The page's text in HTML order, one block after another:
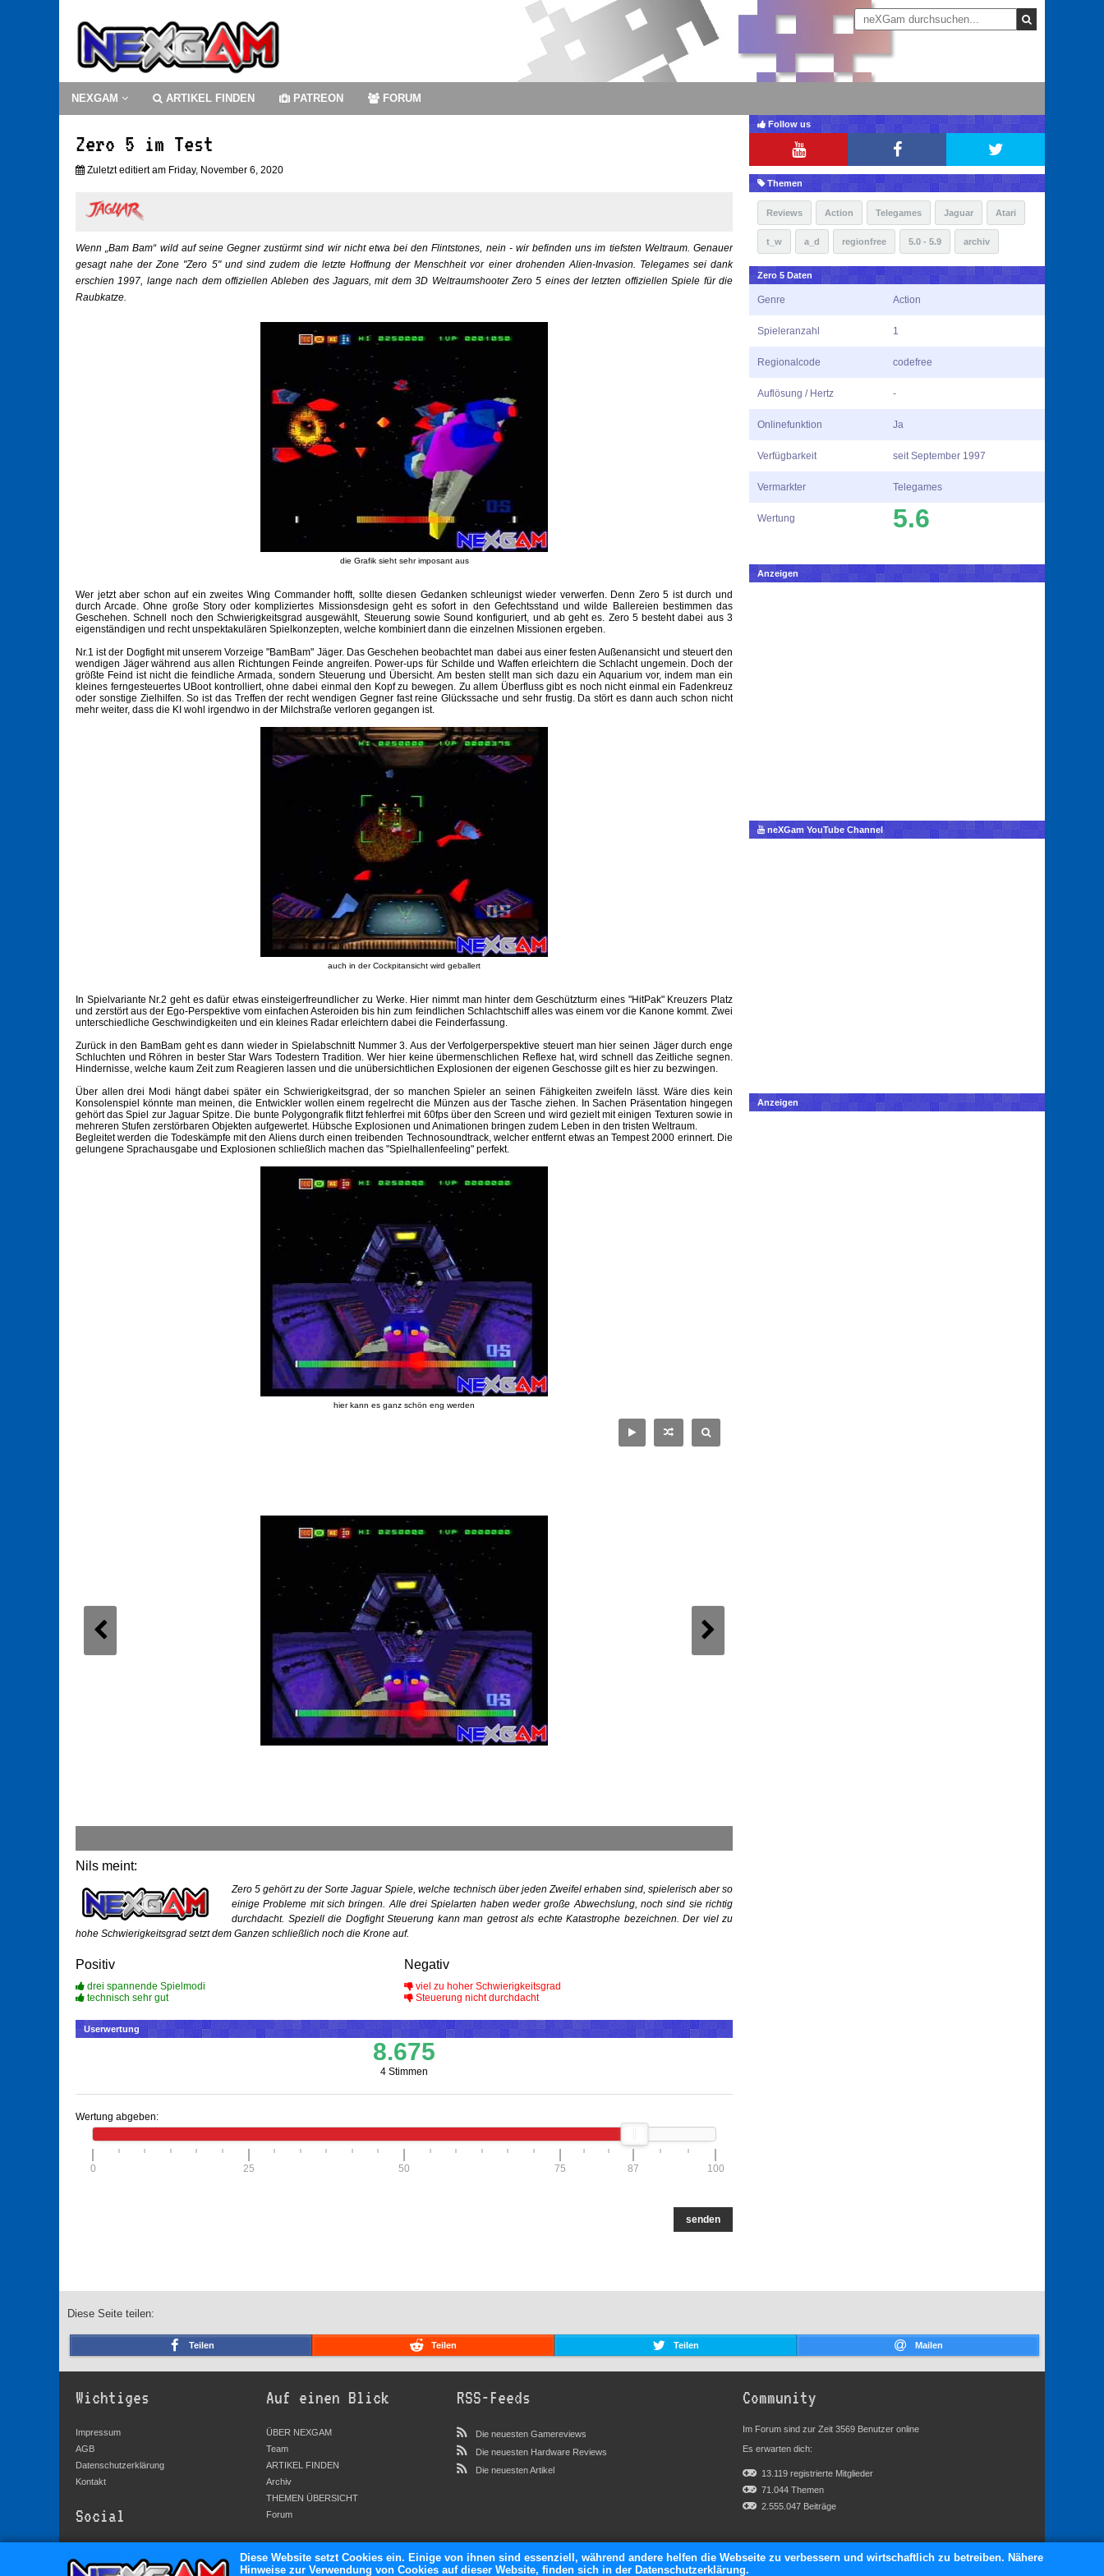
NEXGAM ARTIKEL FINDEN PATREON FORUM
Zero 5 im Test
Zuletzt editiert am Friday, November 6, 2020
Wenn „Bam Bam“ wild auf seine Gegner zustürmt sind wir nicht etwa bei den Flintstones, nein - wir befinden uns im tiefsten Weltraum. Genauer
gesagt nahe der Zone "Zero 5" und sind zudem die letzte Hoffnung der Menschheit vor einer drohenden Alien-Invasion. Telegames sei dank
erschien 1997, lange nach dem offiziellen Ableben des Jaguars, mit dem 3D Weltraumshooter Zero 5 eines der letzten offiziellen Spiele für die
Raubkatze.
die Grafik sieht sehr imposant aus
Wer jetzt aber schon auf ein zweites Wing Commander hofft, sollte diesen Gedanken schleunigst wieder verwerfen. Denn Zero 5 ist durch und
durch Arcade. Ohne große Story oder kompliziertes Missionsdesign geht es sofort in den Gefechtsstand und wilde Ballereien bestimmen das
Geschehen. Schnell noch den Schwierigkeitsgrad ausgewählt, Steuerung sowie Sound konfiguriert, und ab geht es. Zero 5 besteht dabei aus 3
eigenständigen und recht unspektakulären Spielkonzepten, welche kombiniert dann die einzelnen Missionen ergeben.
Nr.1 ist der Dogfight mit unserem Vorzeige "BamBam" Jäger. Das Geschehen beobachtet man dabei aus einer festen Außenansicht und steuert den
wendigen Jäger während aus allen Richtungen Feinde angreifen. Power-ups für Schilde und Waffen erleichtern die Schlacht ungemein. Doch der
größte Feind ist nicht die feindliche Armada, sondern Steuerung und Übersicht. Am besten stellt man sich dazu ein Aquarium vor, indem man ein
kleines ferngesteuertes UBoot kontrolliert, ohne dabei einmal den Kopf zu bewegen. Zu allem Überfluss gibt es noch nicht einmal ein Fadenkreuz
oder sonstige Zielhilfen. So ist das Treffen der recht wendigen Gegner fast reine Glückssache und sehr frustig. Da stört es dann auch schon nicht
mehr weiter, dass die KI wohl irgendwo in der Milchstraße verloren gegangen ist.
auch in der Cockpitansicht wird geballert
In Spielvariante Nr.2 geht es dafür etwas einsteigerfreundlicher zu Werke. Hier nimmt man hinter dem Geschützturm eines "HitPak" Kreuzers Platz
und zerstört aus der Ego-Perspektive vom einfachen Asteroiden bis hin zum feindlichen Schlachtschiff alles was einem vor die Kanone kommt. Zwei
unterschiedliche Geschwindigkeiten und ein kleines Radar erleichtern dabei die Feinderfassung.
Zurück in den BamBam geht es dann wieder in Spielabschnitt Nummer 3. Aus der Verfolgerperspektive steuert man hier seinen Jäger durch enge
Schluchten und Röhren in bester Star Wars Todestern Tradition. Wer hier keine übermenschlichen Reflexe hat, wird schnell das Zeitliche segnen.
Hindernisse, welche kaum Zeit zum Reagieren lassen und die unübersichtlichen Explosionen der eigenen Geschosse gilt es hier zu bezwingen.
Über allen drei Modi hängt dabei später ein Schwierigkeitsgrad, der so manchen Spieler an seinen Fähigkeiten zweifeln lässt. Wäre dies kein
Konsolenspiel könnte man meinen, die Entwickler wollen einem regelrecht die Münzen aus der Tasche ziehen. In Sachen Präsentation hingegen
gehört das Spiel zur Jaguar Spitze. Die bunte Polygongrafik flitzt fehlerfrei mit 60fps über den Screen und wird gezielt mit einigen Texturen sowie in
mehreren Stufen zerstörbaren Objekten aufgewertet. Hübsche Explosionen und Animationen bringen zudem Leben in den tristen Weltraum.
Begleitet werden die Todeskämpfe mit den Aliens durch einen treibenden Technosoundtrack, welcher entfernt etwas an Tempest 2000 erinnert. Die
gelungene Sprachausgabe und Explosionen schließlich machen das "Spielhallenfeeling" perfekt.
hier kann es ganz schön eng werden
Nils meint:
Zero 5 gehört zu der Sorte Jaguar Spiele, welche technisch über jeden Zweifel erhaben sind, spielerisch aber so
einige Probleme mit sich bringen. Alle drei Spielarten haben weder große Abwechslung, noch sind sie richtig
durchdacht. Speziell die Dogfight Steuerung kann man getrost als echte Katastrophe bezeichnen. Der viel zu
hohe Schwierigkeitsgrad setzt dem Ganzen schließlich noch die Krone auf.
Positiv
drei spannende Spielmodi
technisch sehr gut
Negativ
viel zu hoher Schwierigkeitsgrad
Steuerung nicht durchdacht
Userwertung
8.675
4 Stimmen
Wertung abgeben:
0 25 50 75 87 100
senden
Follow us
Themen
Reviews Action Telegames Jaguar Atari
t_w a_d regionfree 5.0 - 5.9 archiv
Zero 5 Daten
Genre Action
Spieleranzahl 1
Regionalcode codefree
Auflösung / Hertz -
Onlinefunktion Ja
Verfügbarkeit seit September 1997
Vermarkter Telegames
Wertung 5.6
Anzeigen
neXGam YouTube Channel
Anzeigen
Diese Seite teilen:
Teilen Teilen Teilen Mailen
Wichtiges
Impressum
AGB
Datenschutzerklärung
Kontakt
Social
Facebook
Auf einen Blick
ÜBER NEXGAM
Team
ARTIKEL FINDEN
Archiv
THEMEN ÜBERSICHT
Forum
RSS-Feeds
Die neuesten Gamereviews
Die neuesten Hardware Reviews
Die neuesten Artikel
Community
Im Forum sind zur Zeit 3569 Benutzer online
Es erwarten dich:
13.119 registrierte Mitglieder
71.044 Themen
2.555.047 Beiträge
Diese Website setzt Cookies ein. Einige von ihnen sind essenziell, während andere helfen die Webseite zu verbessern und wirtschaftlich zu betreiben. Nähere
Hinweise zur Verwendung von Cookies auf dieser Website, finden sich in der Datenschutzerklärung.